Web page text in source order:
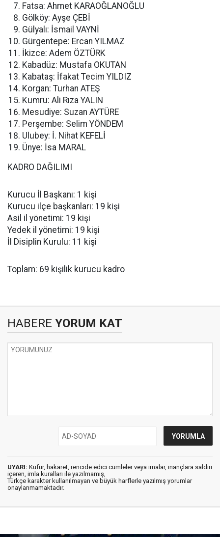
Fatsa: Ahmet KARAOĞLANOĞLU
Gölköy: Ayşe ÇEBİ
Gülyalı: İsmail VAYNİ
Gürgentepe: Ercan YILMAZ
İkizce: Adem ÖZTÜRK
Kabadüz: Mustafa OKUTAN
Kabataş: İfakat Tecim YILDIZ
Korgan: Turhan ATEŞ
Kumru: Ali Rıza YALIN
Mesudiye: Suzan AYTÜRE
Perşembe: Selim YÖNDEM
Ulubey: İ. Nihat KEFELİ
Ünye: İsa MARAL
KADRO DAĞILIMI
Kurucu İl Başkanı: 1 kişi
Kurucu ilçe başkanları: 19 kişi
Asil il yönetimi: 19 kişi
Yedek il yönetimi: 19 kişi
İl Disiplin Kurulu: 11 kişi
Toplam: 69 kişilik kurucu kadro
HABERE YORUM KAT
UYARI: Küfür, hakaret, rencide edici cümleler veya imalar, inançlara saldırı
içeren, imla kuralları ile yazılmamış,
Türkçe karakter kullanılmayan ve büyük harflerle yazılmış yorumlar
onaylanmamaktadır.